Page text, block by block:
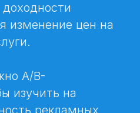
изменение цен на
A/B-
изучить на